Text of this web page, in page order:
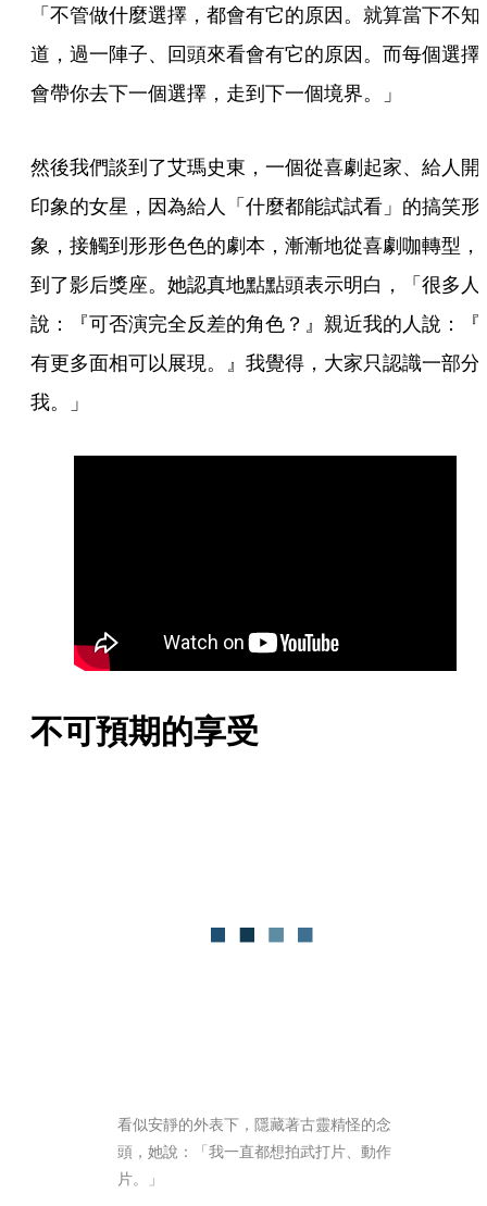
「不管做什麼選擇，都會有它的原因。就算當下不知
道，過一陣子、回頭來看會有它的原因。而每個選擇
會帶你去下一個選擇，走到下一個境界。」
然後我們談到了艾瑪史東，一個從喜劇起家、給人開
印象的女星，因為給人「什麼都能試試看」的搞笑形
象，接觸到形形色色的劇本，漸漸地從喜劇咖轉型，
到了影后獎座。她認真地點點頭表示明白，「很多人
說：『可否演完全反差的角色？』親近我的人說：『
有更多面相可以展現。』我覺得，大家只認識一部分
我。」
不可預期的享受
看似安靜的外表下，隱藏著古靈精怪的念
頭，她說：「我一直都想拍武打片、動作
片。」